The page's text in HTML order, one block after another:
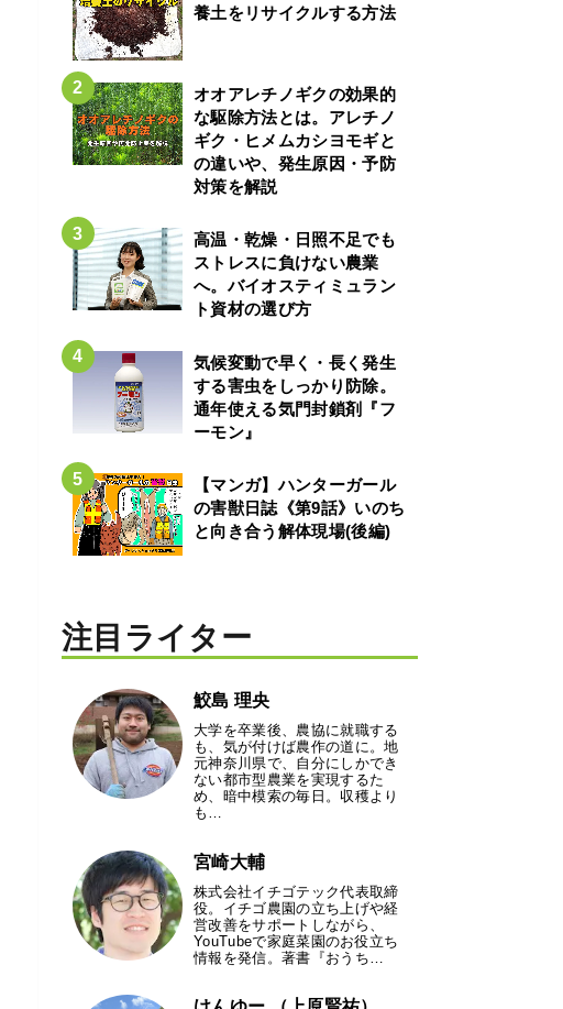
養土をリサイクルする方法
オオアレチノギクの効果的
な駆除方法とは。アレチノ
ギク・ヒメムカシヨモギと
の違いや、発生原因・予防
対策を解説
高温・乾燥・日照不足でも
ストレスに負けない農業
へ。バイオスティミュラン
ト資材の選び方
気候変動で早く・長く発生
する害虫をしっかり防除。
通年使える気門封鎖剤『フ
ーモン』
【マンガ】ハンターガール
の害獣日誌《第9話》いのち
と向き合う解体現場(後編)
注目ライター
鮫島 理央
大学を卒業後、農協に就職する
も、気が付けば農作の道に。地
元神奈川県で、自分にしかでき
ない都市型農業を実現するた
め、暗中模索の毎日。収穫より
も…
宮崎大輔
株式会社イチゴテック代表取締
役。イチゴ農園の立ち上げや経
営改善をサポートしながら、
YouTubeで家庭菜園のお役立ち
情報を発信。著書『おうち…